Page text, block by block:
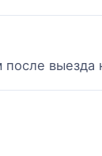
выезда